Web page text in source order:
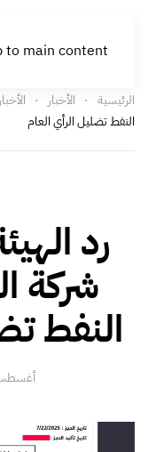
to main content
الرئيسية الأخبار الأخبار
النفط تضليل الرأي العام
رد
شركة
النفط
أغسطس 10,